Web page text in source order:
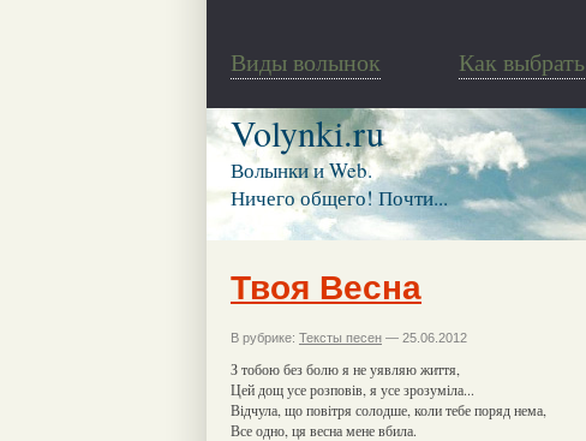
Виды волынок Как выбрать
Volynki.ru
Волынки и Web.
Ничего общего! Почти...
Твоя Весна
В рубрике: Тексты песен — 25.06.2012
З тобою без болю я не уявляю життя,
Цей дощ усе розповів, я усе зрозуміла...
Відчула, що повітря солодше, коли тебе поряд нема,
Все одно, ця весна мене вбила.